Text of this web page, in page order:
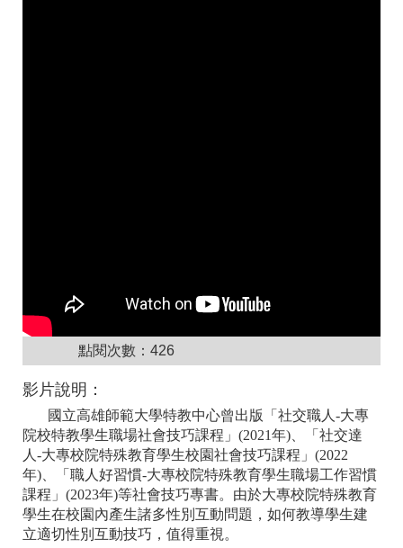
點閱次數： 426
影片說明：
國立高雄師範大學特教中心曾出版「社交職人-大專
院校特教學生職場社會技巧課程」(2021年)、「社交達
人-大專校院特殊教育學生校園社會技巧課程」(2022
年)、「職人好習慣-大專校院特殊教育學生職場工作習慣
課程」(2023年)等社會技巧專書。由於大專校院特殊教育
學生在校園內產生諸多性別互動問題，如何教導學生建
立適切性別互動技巧，值得重視。